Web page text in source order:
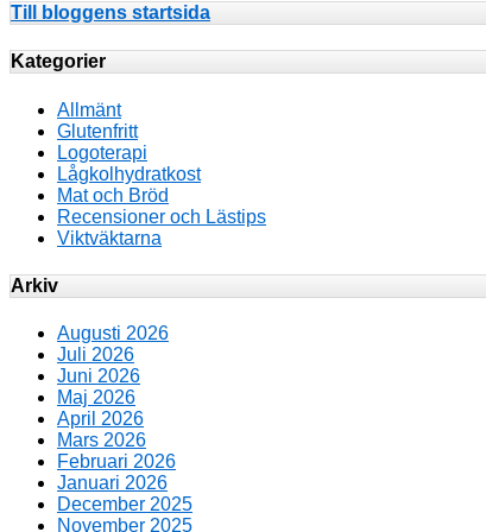
Till bloggens startsida
Kategorier
Allmänt
Glutenfritt
Logoterapi
Lågkolhydratkost
Mat och Bröd
Recensioner och Lästips
Viktväktarna
Arkiv
Augusti 2026
Juli 2026
Juni 2026
Maj 2026
April 2026
Mars 2026
Februari 2026
Januari 2026
December 2025
November 2025